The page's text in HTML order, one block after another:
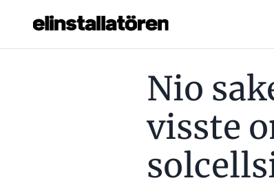
Hantera prenumeration
Nio
visste
NIO SAKER DU KANSKE INTE VISSTE OM